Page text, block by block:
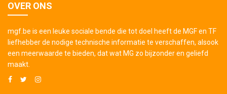
OVER ONS
mgf.be is een leuke sociale bende die tot doel heeft de MGF en TF
liefhebber de nodige technische informatie te verschaffen, alsook
een meerwaarde te bieden, dat wat MG zo bijzonder en geliefd
maakt.